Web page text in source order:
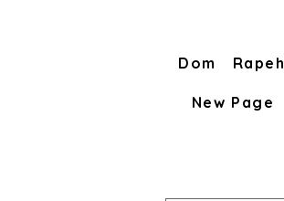
Dom Rapeh
New Page